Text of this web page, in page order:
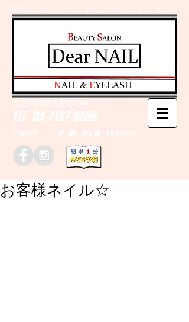
千葉県野田市のネイルサロン、まつげエクステはＤｅａｒＮAILへ
TEL 04-7197-5556
営業時間 10：00～20：00 (予約優先)
千葉県野田市野田790-1
​NAIL & EYELASH
お客様ネイル☆